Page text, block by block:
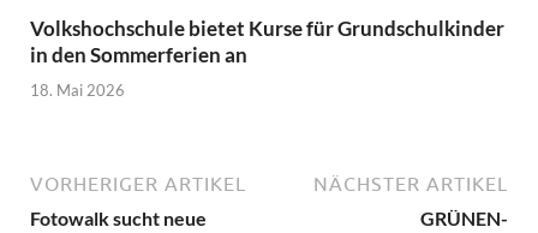
Volkshochschule bietet Kurse für Grundschulkinder
in den Sommerferien an
18. Mai 2026
VORHERIGER ARTIKEL
Fotowalk sucht neue
NÄCHSTER ARTIKEL
GRÜNEN-